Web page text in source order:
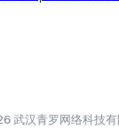
武汉青罗网络科技有